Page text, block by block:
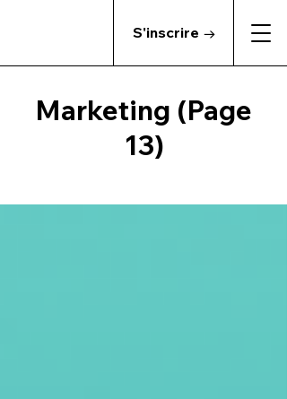
S'inscrire →
Marketing (Page
13)